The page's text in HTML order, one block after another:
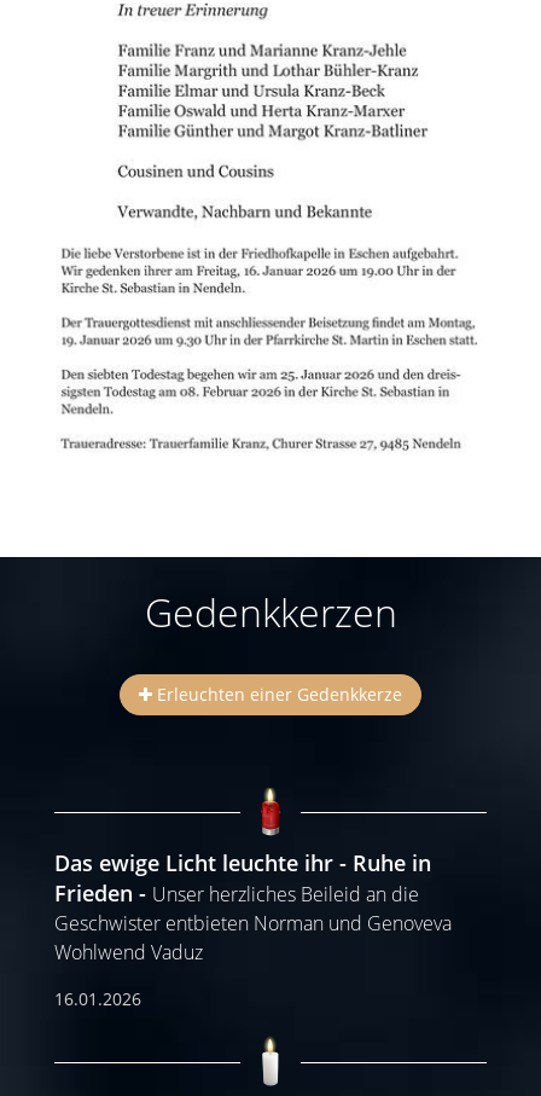
Gedenkkerzen
Erleuchten einer Gedenkkerze
Das ewige Licht leuchte ihr - Ruhe in
Frieden
Unser herzliches Beileid an die
Geschwister entbieten Norman und Genoveva
Wohlwend Vaduz
16.01.2026